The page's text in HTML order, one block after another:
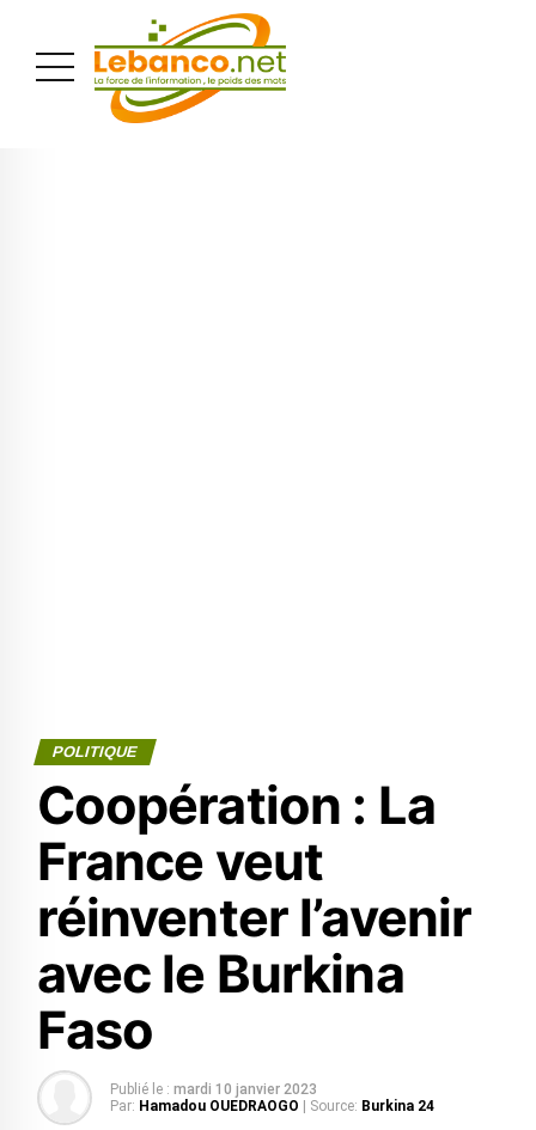
POLITIQUE
Coopération : La
France veut
réinventer l’avenir
avec le Burkina
Faso
Publié le : mardi 10 janvier 2023
Par: Hamadou OUEDRAOGO | Source: Burkina 24